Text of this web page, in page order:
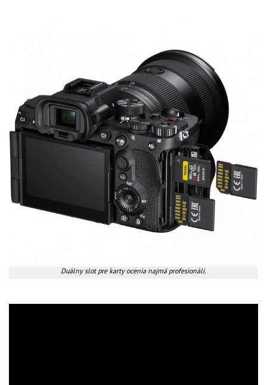
Duálny slot pre karty ocenia najmä profesionáli.